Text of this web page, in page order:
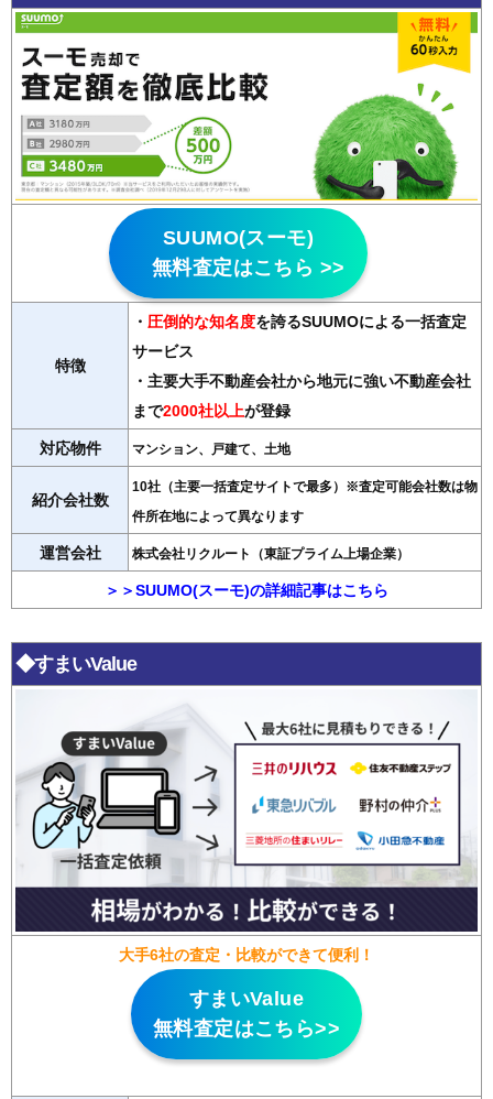
SUUMO(スーモ)
無料査定はこちら >>
特徴
・ 圧倒的な知名度を誇るSUUMOによる一括査定
サービス
・主要大手不動産会社から地元に強い不動産会社
まで2000社以上が登録
対応物件 マンション、戸建て、土地
紹介会社数
10社（主要一括査定サイトで最多）※査定可能会社数は物
件所在地によって異なります
運営会社 株式会社リクルート（東証プライム上場企業）
＞＞SUUMO(スーモ)の詳細記事はこちら
◆すまいValue
大手6社の査定・比較ができて便利！
すまいValue
無料査定はこちら>>